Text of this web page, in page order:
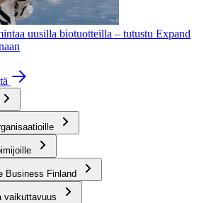
uusilla biotuotteilla – tutustu Expand
Business Finland
vaikuttavuus